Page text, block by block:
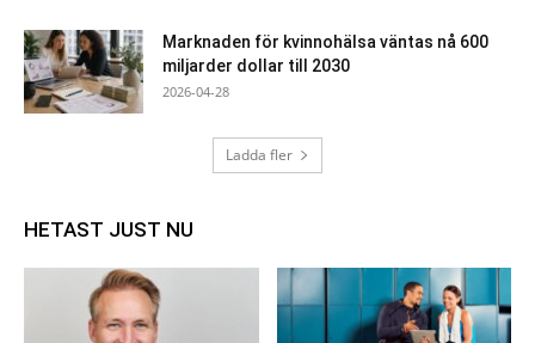
Marknaden för kvinnohälsa väntas nå 600
miljarder dollar till 2030
2026-04-28
Ladda fler
HETAST JUST NU